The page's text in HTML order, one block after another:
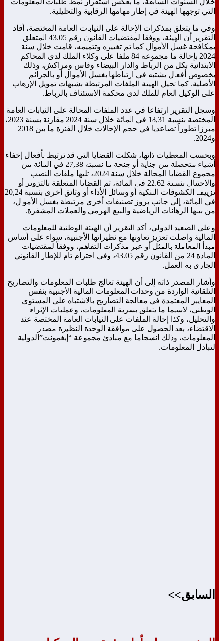
خلال السنوات السابقة، ما يعكس استقرار نمط طلبات المعلومات
التي توجهها الهيئة في إطار مهامها الرقابية والتحليلية.
وفي ما يتعلق بمذكرات الإحالة على النيابات العامة المختصة، أفاد
التقرير أن الهيئة، ووفقا لمقتضيات القانون رقم 43.05 المتعلق
بمكافحة غسل الأموال كما تم تغييره وتتميمه، قامت خلال سنة
2024 بإحالة ما مجموعه 84 ملفا على وكلاء الملك لدى المحاكم
الابتدائية بكل من الرباط والدار البيضاء وفاس ومراكش، وذلك
بخصوص أفعال يشتبه في ارتباطها بغسل الأموال أو بالجرائم
الأصلية. كما تحيل الهيئة الملفات المرتبطة بشبهات تمويل الإرهاب
على الوكيل العام للملك لدى محكمة الاستئناف بالرباط.
وسجل التقرير ارتفاعا في عدد الملفات المحالة على النيابات العامة
المختصة بنسبة 18,31 في المائة خلال سنة 2024 مقارنة بسنة 2023،
مبرزا تطوراً تصاعديا في حجم الإحالات خلال الفترة ما بين 2018
و2024.
وبحسب المعطيات ذاتها، شكلت القضايا التي قد ترتبط بأفعال إخفاء
أشياء متحصلة من جناية أو جنحة ما نسبته 27,38 في المائة من
مجموع القضايا المحالة خلال سنة 2024، تليها ملفات النصب
والاحتيال بنسبة 22,62 في المائة، ثم القضايا المتعلقة بالتزوير أو
تزييف الكشوفات البنكية أو وسائل الأداء أو وثائق أخرى بنسبة 20,24
في المائة، إلى جانب بروز تصنيفات أخرى مرتبطة بغسل الأموال،
من بينها الرهانات الرياضية والبيع الهرمي والعملات المشفرة.
وعلى الصعيد الدولي، أكد التقرير أن الهيئة الوطنية للمعلومات
المالية واصلت تعزيز تعاونها مع نظيراتها الأجنبية، سواء على أساس
مبدأ المعاملة بالمثل أو عبر مذكرات التفاهم، ووفقاً لمقتضيات
المادة 24 من القانون رقم 43.05، وفي احترام تام للإطار القانوني
الجاري به العمل.
وأشار المصدر ذاته إلى أن الهيئة تعالج طلبات المعلومات والتصاريح
التلقائية الواردة من وحدات المعلومات المالية الأجنبية بنفس
المعايير المعتمدة في معالجة التصاريح بالاشتباه على المستوى
الوطني، لاسيما ما يتعلق بسرية المعلومات، وعمليات الإثراء
والتحليل، وكذا إحالة الملفات على النيابات العامة المختصة عند
الاقتضاء، بعد الحصول على موافقة الوحدة النظيرة مصدر
المعلومات، وذلك انسجاما مع مبادئ مجموعة “إيغمونت”الدولية
لتبادل المعلومات.
السابق>>